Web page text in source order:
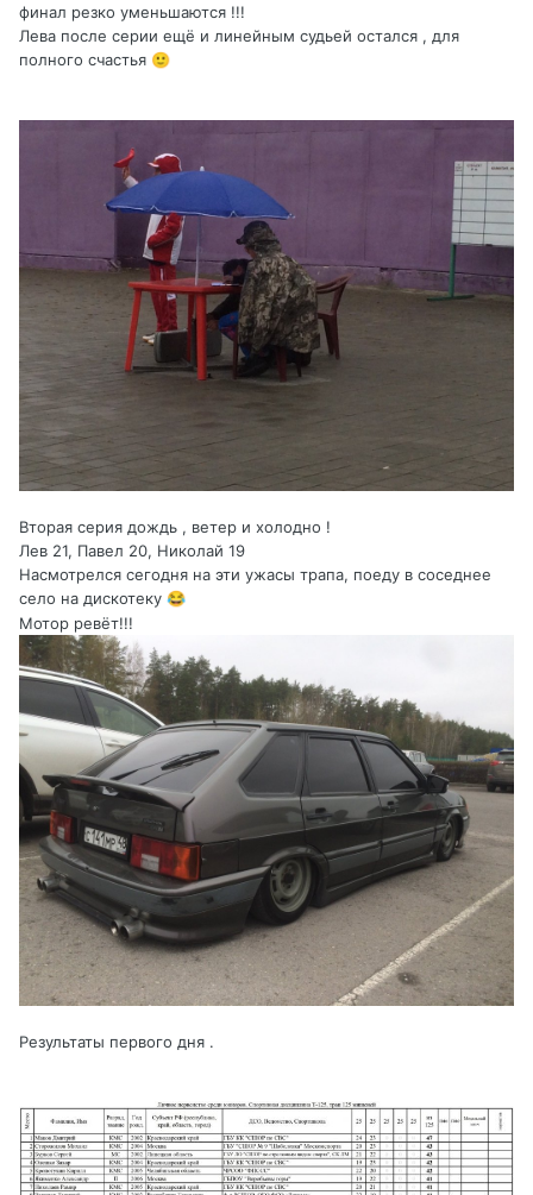
финал резко уменьшаются !!!
Лева после серии ещё и линейным судьей остался , для
полного счастья 🙂
Вторая серия дождь , ветер и холодно !
Лев 21, Павел 20, Николай 19
Насмотрелся сегодня на эти ужасы трапа, поеду в соседнее
село на дискотеку 😂
Мотор ревёт!!!
Результаты первого дня .